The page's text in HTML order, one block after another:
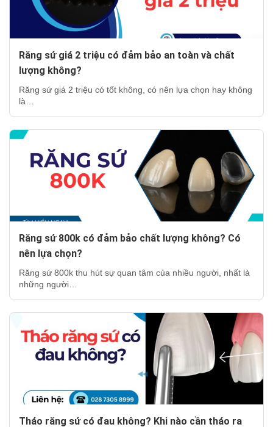
Răng sứ giá 2 triệu có đảm bảo an toàn và chất
lượng không?
Răng sứ giá 2 triệu có tốt không, có nên lựa chọn hay không
là…
Răng sứ 800k có đảm bảo chất lượng không? Có
nên lựa chọn?
Răng sứ 800k thu hút sự quan tâm của nhiều người, nhất là
những người…
Tháo răng sứ có đau không? Khi nào cần tháo ra